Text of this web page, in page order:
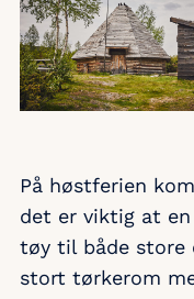
På høstferien
det er viktig at
tøy til både store
stort tørkerom